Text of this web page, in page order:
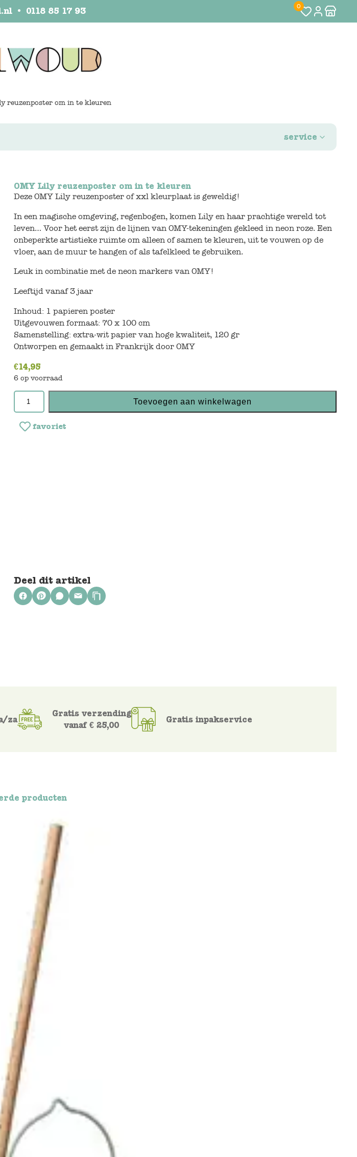
• 0118 85 17 93 0
reuzenposter om in te kleuren
service
OMY Lily reuzenposter om in te kleuren
Deze OMY Lily reuzenposter of xxl kleurplaat is geweldig!
In een magische omgeving, regenbogen, komen Lily en haar prachtige wereld tot
leven… Voor het eerst zijn de lijnen van OMY-tekeningen gekleed in neon roze. Een
onbeperkte artistieke ruimte om alleen of samen te kleuren, uit te vouwen op de
vloer, aan de muur te hangen of als tafelkleed te gebruiken.
Leuk in combinatie met de neon markers van OMY!
Leeftijd vanaf 3 jaar
Inhoud: 1 papieren poster
Uitgevouwen formaat: 70 x 100 cm
Samenstelling: extra-wit papier van hoge kwaliteit, 120 gr
Ontworpen en gemaakt in Frankrijk door OMY
€14,95
6 op voorraad
Toevoegen aan winkelwagen
favoriet
Deel dit artikel
za
Gratis verzending
vanaf € 25,00
Gratis inpakservice
producten